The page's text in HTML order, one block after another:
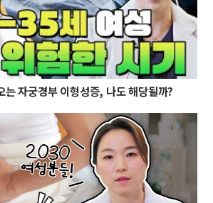
자궁경부 이형성증, 나도 해당될까?